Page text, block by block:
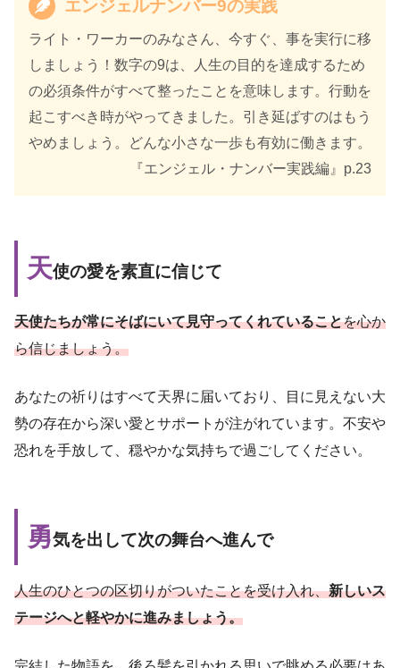
エンジェルナンバー9の実践
ライト・ワーカーのみなさん、今すぐ、事を実行に移
しましょう！数字の9は、人生の目的を達成するため
の必須条件がすべて整ったことを意味します。行動を
起こすべき時がやってきました。引き延ばすのはもう
やめましょう。どんな小さな一歩も有効に働きます。
『エンジェル・ナンバー実践編』p.23
天使の愛を素直に信じて
天使たちが常にそばにいて見守ってくれていることを心か
ら信じましょう。
あなたの祈りはすべて天界に届いており、目に見えない大
勢の存在から深い愛とサポートが注がれています。不安や
恐れを手放して、穏やかな気持ちで過ごしてください。
勇気を出して次の舞台へ進んで
人生のひとつの区切りがついたことを受け入れ、新しいス
テージへと軽やかに進みましょう。